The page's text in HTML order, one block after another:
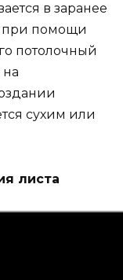
в заранее
при помощи
потолочный
на
сухим или
листа